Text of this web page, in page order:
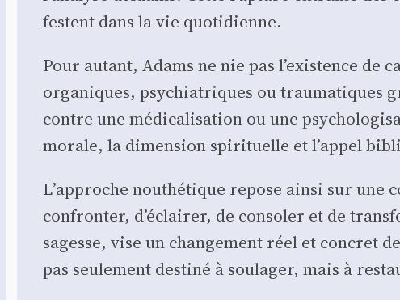
festent dans la vie quo­ti­dienne.
Pour autant, Adams ne nie pas l’existence
orga­niques, psy­chia­triques ou trau­ma­tiques
contre une médi­ca­li­sa­tion ou une
morale, la dimen­sion spi­ri­tuelle et l’appel
L’approche nou­thé­tique repose ain­si sur une
confron­ter, d’éclairer, de conso­ler et de
sagesse, vise un chan­ge­ment réel et concret
pas seule­ment des­ti­né à sou­la­ger, mais à